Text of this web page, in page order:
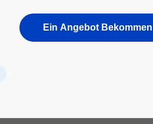
Ein Angebot Bekommen